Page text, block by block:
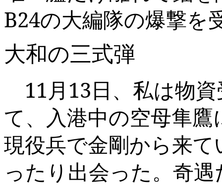
B24の大編隊の爆撃を
大和の三式弾
11月13日、私は物
て、入港中の空母隼
現役兵で金剛から来
ったり出会った。奇